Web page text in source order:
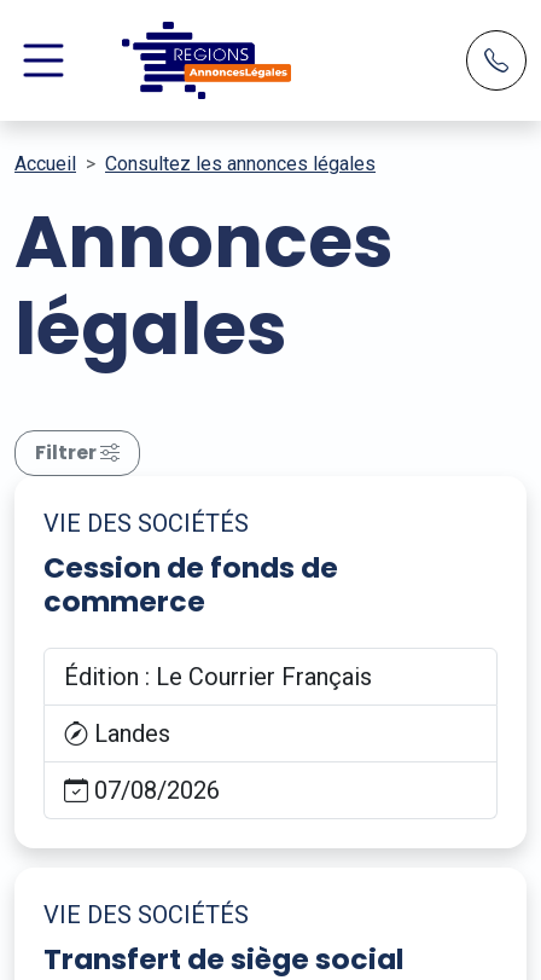
Accueil Consultez les annonces légales
Annonces
légales
Filtrer
VIE DES SOCIÉTÉS
Cession de fonds de
commerce
Édition : Le Courrier Français
Landes
07/08/2026
VIE DES SOCIÉTÉS
Transfert de siège social